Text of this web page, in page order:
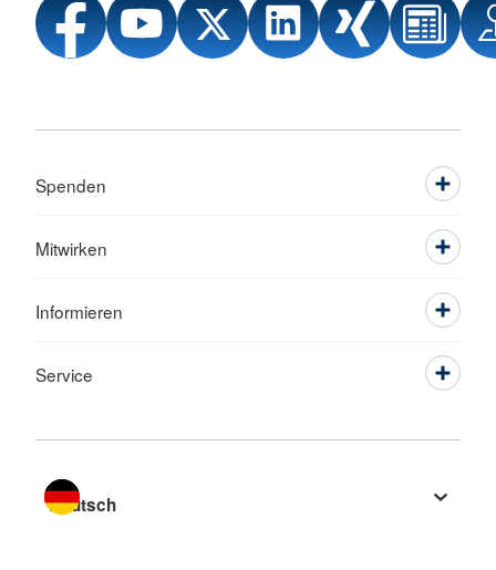
Spenden
Mitwirken
Informieren
Service
Sprache wechseln zu